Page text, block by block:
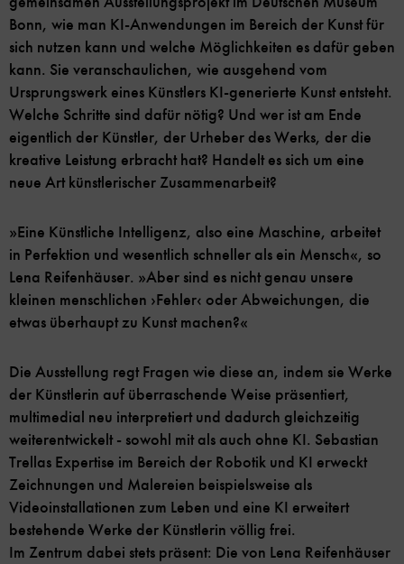
Bonn, wie man KI-Anwendungen im Bereich der Kunst für
sich nutzen kann und welche Möglichkeiten es dafür geben
kann. Sie veranschaulichen, wie ausgehend vom
Ursprungswerk eines Künstlers KI-generierte Kunst entsteht.
Welche Schritte sind dafür nötig? Und wer ist am Ende
eigentlich der Künstler, der Urheber des Werks, der die
kreative Leistung erbracht hat? Handelt es sich um eine
neue Art künstlerischer Zusammenarbeit?
»Eine Künstliche Intelligenz, also eine Maschine, arbeitet
in Perfektion und wesentlich schneller als ein Mensch«, so
Lena Reifenhäuser. »Aber sind es nicht genau unsere
kleinen menschlichen ›Fehler‹ oder Abweichungen, die
etwas überhaupt zu Kunst machen?«
Die Ausstellung regt Fragen wie diese an, indem sie Werke
der Künstlerin auf überraschende Weise präsentiert,
multimedial neu interpretiert und dadurch gleichzeitig
weiterentwickelt - sowohl mit als auch ohne KI. Sebastian
Trellas Expertise im Bereich der Robotik und KI erweckt
Zeichnungen und Malereien beispielsweise als
Videoinstallationen zum Leben und eine KI erweitert
bestehende Werke der Künstlerin völlig frei.
Im Zentrum dabei stets präsent: Die von Lena Reifenhäuser